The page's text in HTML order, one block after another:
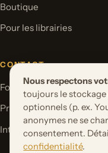
Boutique
Pour les librairies
CONTACT
Formulaire de contact
Proposer un projet de
International Rights
Nous respectons
toujours le stockage
optionnels (p. ex.
anonymes ne se
consentement.
confidentialité.